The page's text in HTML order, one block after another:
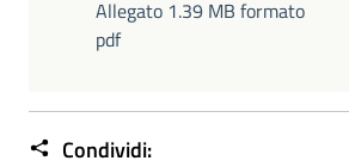
Allegato 1.39 MB formato
pdf
Condividi: